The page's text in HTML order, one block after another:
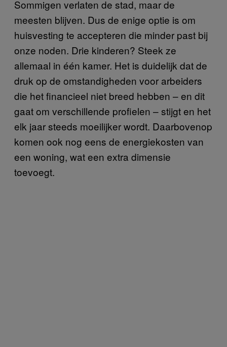
Sommigen verlaten de stad, maar de
meesten blijven. Dus de enige optie is om
huisvesting te accepteren die minder past bij
onze noden. Drie kinderen? Steek ze
allemaal in één kamer. Het is duidelijk dat de
druk op de omstandigheden voor arbeiders
die het financieel niet breed hebben – en dit
gaat om verschillende profielen – stijgt en het
elk jaar steeds moeilijker wordt. Daarbovenop
komen ook nog eens de energiekosten van
een woning, wat een extra dimensie
toevoegt.